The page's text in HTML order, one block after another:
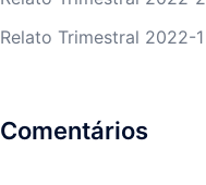
Relato Trimestral 2022-1
Comentários